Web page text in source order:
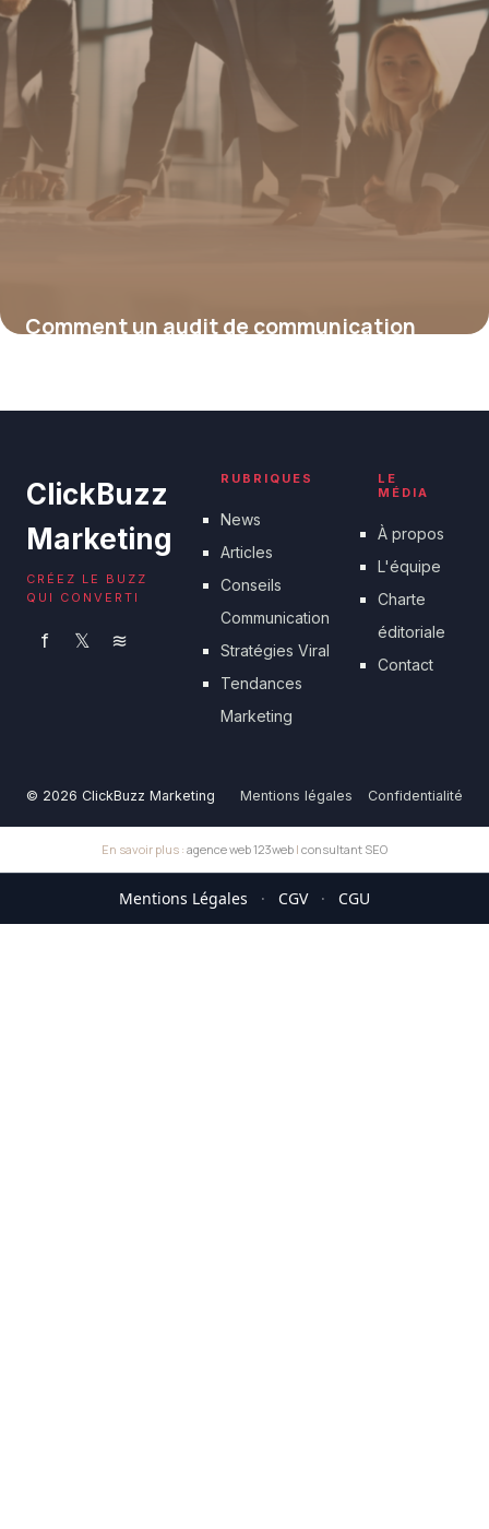
Comment un audit de communication
ClickBuzz
Marketing
CRÉEZ LE BUZZ
QUI CONVERTI
f 𝕏 ≋
RUBRIQUES
News
Articles
Conseils
Communication
Stratégies Viral
Tendances
Marketing
LE
MÉDIA
À propos
L'équipe
Charte
éditoriale
Contact
© 2026 ClickBuzz Marketing Mentions légales Confidentialité
En savoir plus : agence web 123web | consultant SEO
Mentions Légales · CGV · CGU